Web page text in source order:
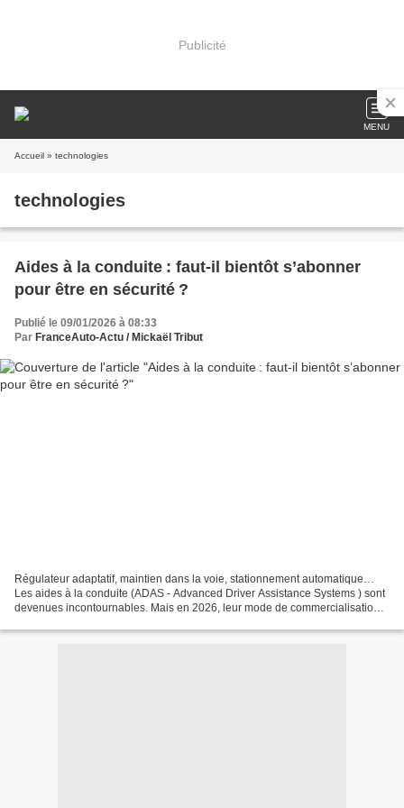
Publicité
MENU
Accueil » technologies
technologies
Aides à la conduite : faut-il bientôt s’abonner
pour être en sécurité ?
Publié le 09/01/2026 à 08:33
Par FranceAuto-Actu / Mickaël Tribut
Régulateur adaptatif, maintien dans la voie, stationnement automatique…
Les aides à la conduite (ADAS - Advanced Driver Assistance Systems ) sont
devenues incontournables. Mais en 2026, leur mode de commercialisation